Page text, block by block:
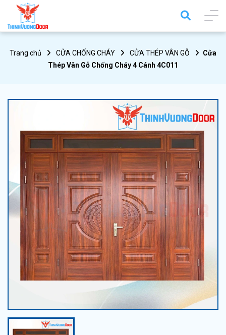
Trang chủ CỬA CHỐNG CHÁY CỬA THÉP VÂN GỖ
Cửa
Thép Vân Gỗ Chống Cháy 4 Cánh 4C011